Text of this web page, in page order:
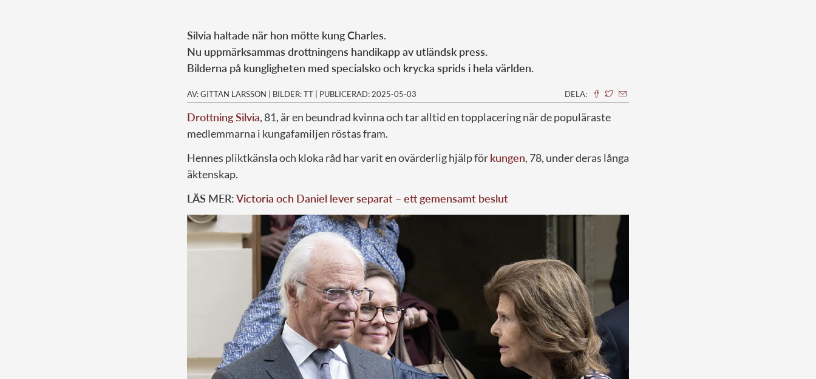
Silvia haltade när hon mötte kung Charles.
Nu uppmärksammas drottningens handikapp av utländsk press.
Bilderna på kungligheten med specialsko och krycka sprids i hela världen.
AV: GITTAN LARSSON | BILDER: TT | PUBLICERAD: 2025-05-03 DELA:
Drottning Silvia, 81, är en beundrad kvinna och tar alltid en topplacering när de populäraste
medlemmarna i kungafamiljen röstas fram.
Hennes pliktkänsla och kloka råd har varit en ovärderlig hjälp förkungen, 78, under deras långa
äktenskap.
LÄS MER:Victoria och Daniel lever separat – ett gemensamt beslut